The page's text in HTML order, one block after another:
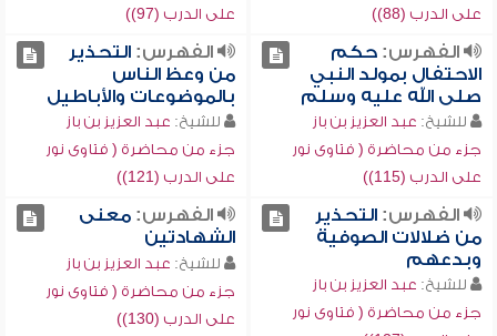
على الدرب (88))
على الدرب (97))
الفهرس:حكم
الاحتفال بمولد النبي
صلى الله عليه وسلم
للشيخ: عبد العزيز بن باز
جزء من محاضرة ( فتاوى نور
على الدرب (115))
الفهرس:التحذير
من وعظ الناس
بالموضوعات والأباطيل
للشيخ: عبد العزيز بن باز
جزء من محاضرة ( فتاوى نور
على الدرب (121))
الفهرس:التحذير
من ضلالات الصوفية
وبدعهم
للشيخ: عبد العزيز بن باز
جزء من محاضرة ( فتاوى نور
الفهرس:معنى
الشهادتين
للشيخ: عبد العزيز بن باز
جزء من محاضرة ( فتاوى نور
على الدرب (130))